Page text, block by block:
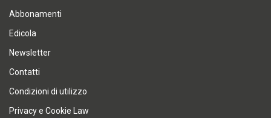
Abbonamenti
Edicola
Newsletter
Contatti
Condizioni di utilizzo
Privacy e Cookie Law